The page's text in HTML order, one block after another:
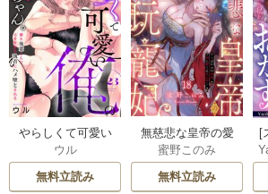
やらしくて可愛い
俺の凛ちゃん。～
隣人後輩くんのイ
キすぎた執着にハ
ウル
無料立読み
無慈悲な皇帝の愛
玩寵妃―おわらぬ
快楽、閨に響くは
乱れ声― 18巻
蜜野このみ
無料立読み
[